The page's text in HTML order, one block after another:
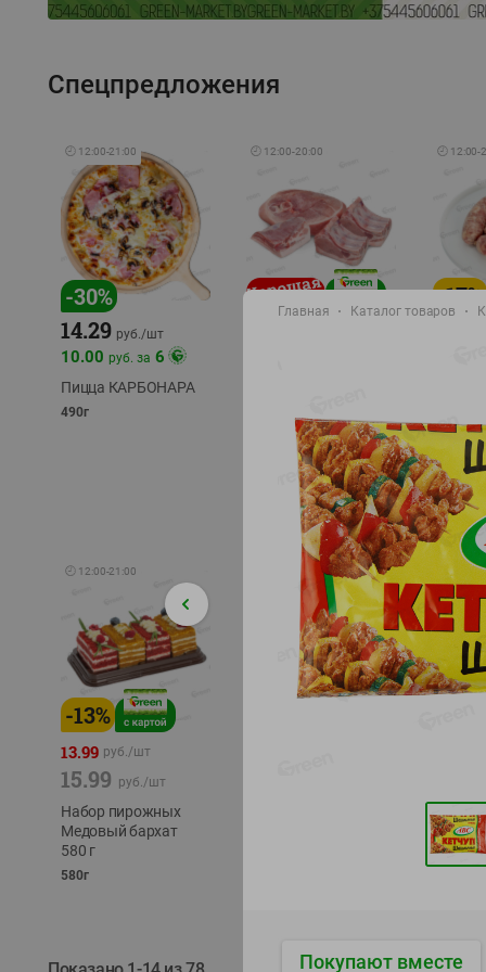
Спецпредложения
🕘 12:00-21:00
-30%
14.29 руб./шт
10.00 руб. за 6
Пицца КАРБОНАРА
490г
🕘 12:00-20:00
охлажденный 1 кг
фасовка: 1-2кг
🕘 12:00-
-17%
охлажд
🕘 12:00-21:00
-13%
13.99 руб./шт
15.99 руб./шт
Набор пирожных
Медовый бархат
580 г
580г
230г
Главная Каталог товаров
Покупают вместе